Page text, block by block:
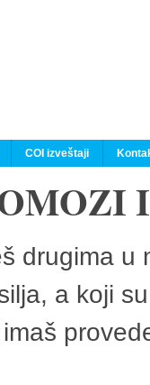
COI izveštaji
drugima
a koji